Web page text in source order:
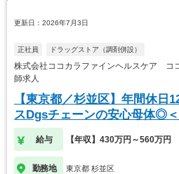
更新日：2026年7月3日
正社員 ドラッグストア（調剤併設）
株式会社ココカラファインヘルスケア コ
師求人
【東京都／杉並区】年間休日
スDgsチェーンの安心母体◎
給与 【年収】430万円～560万円
勤務地 東京都 杉並区